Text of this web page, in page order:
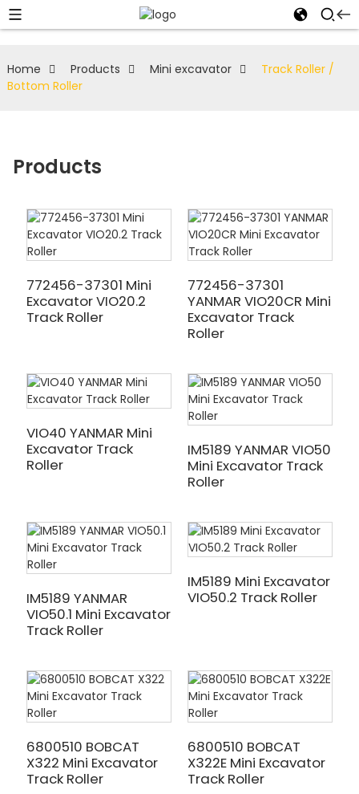
Home Products Mini excavator
Track Roller /
Bottom Roller
Products
772456-37301 Mini
Excavator VIO20.2
Track Roller
772456-37301
YANMAR VIO20CR Mini
Excavator Track
Roller
VIO40 YANMAR Mini
Excavator Track
Roller
IM5189 YANMAR VIO50
Mini Excavator Track
Roller
IM5189 YANMAR
VIO50.1 Mini Excavator
Track Roller
IM5189 Mini Excavator
VIO50.2 Track Roller
6800510 BOBCAT
X322 Mini Excavator
Track Roller
6800510 BOBCAT
X322E Mini Excavator
Track Roller